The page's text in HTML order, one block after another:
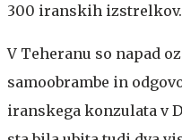
300 iranskih izstrelkov.
V Teheranu so napad
samoobrambe in
iranskega konzulata v